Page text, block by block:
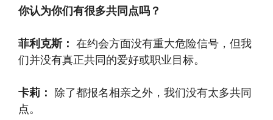
你认为你们有很多共同点吗？
菲利克斯： 在约会方面没有重大危险信号，但我
们并没有真正共同的爱好或职业目标。
卡莉： 除了都报名相亲之外，我们没有太多共同
点。